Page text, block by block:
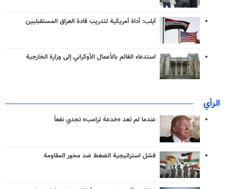
آيلب: أداة أمريكية لتدريب قادة العراق المستقبليين
استدعاء القائم بالأعمال الأوكراني إلى وزارة الخارجية
الرأي
عندما لم تعد «خدعة ترامب» تجدي نفعاً
فشل استراتيجية الضغط ضد محور المقاومة